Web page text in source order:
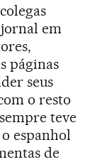
em
páginas
seus
o resto
teve
espanhol
de